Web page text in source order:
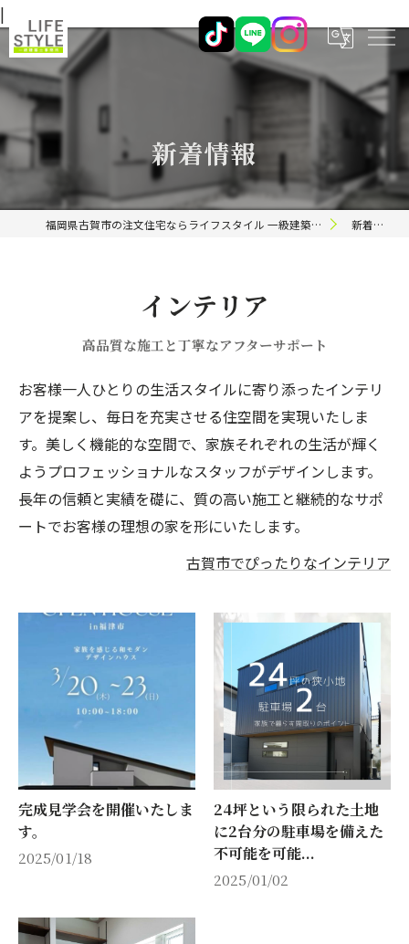
|
新着情報
福岡県古賀市の注文住宅ならライフスタイル 一級建築士事務所 新着情報
インテリア
高品質な施工と丁寧なアフターサポート
お客様一人ひとりの生活スタイルに寄り添ったインテリ
アを提案し、毎日を充実させる住空間を実現いたしま
す。美しく機能的な空間で、家族それぞれの生活が輝く
ようプロフェッショナルなスタッフがデザインします。
長年の信頼と実績を礎に、質の高い施工と継続的なサポ
ートでお客様の理想の家を形にいたします。
古賀市でぴったりなインテリア
完成見学会を開催いたしま
す。
2025/01/18
24坪という限られた土地
に2台分の駐車場を備えた
不可能を可能...
2025/01/02